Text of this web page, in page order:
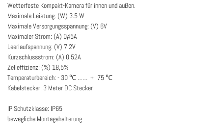
Wetterfeste Kompakt-Kamera für innen und außen.
Maximale Leistung: (W) 3.5 W
Maximale Versorgungsspannung: (V) 6V
Maximaler Strom: (A) 0,45A
Leerlaufspannung: (V) 7,2V
Kurzschlussstrom: (A) 0,52A
Zelleffizienz: (%) 18,5%
Temperaturbereich: - 30 ℃ …… ﹢ 75 ℃
Kabelstecker: 3 Meter DC Stecker
IP Schutzklasse: IP65
bewegliche Montagehalterung